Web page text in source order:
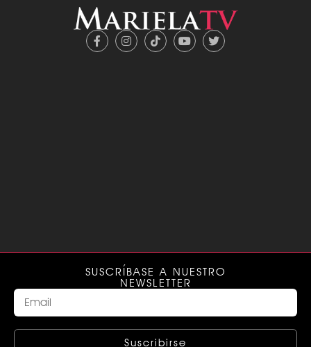
SUSCRÍBASE A NUESTRO
NEWSLETTER
Suscribirse